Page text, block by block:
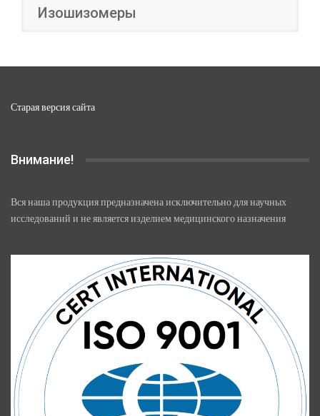
Изошизомеры
Старая версия сайта
Внимание!
Вся наша продукция предназначена исключительно для научных
исследований и не является изделием медицинского назначения